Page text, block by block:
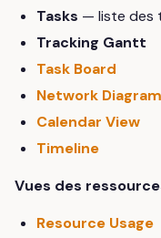
Tasks — liste des
Tracking Gantt
Task Board
Network Diagram
Calendar View
Timeline
Vues des
Resource Usage